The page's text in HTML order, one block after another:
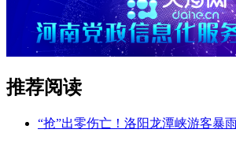
推荐阅读
“抢”出零伤亡！洛阳龙潭峡游客暴